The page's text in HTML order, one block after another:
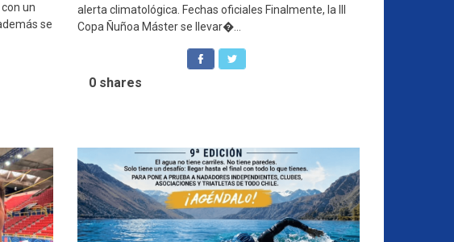
un
se
alerta climatológica. Fechas oficiales Finalmente, la III
Copa Ñuñoa Máster se llevar�...
0 shares